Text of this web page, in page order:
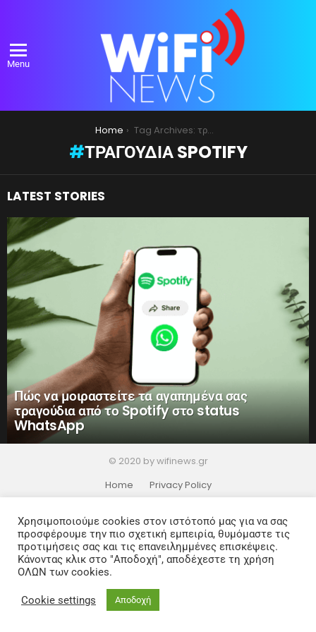
Menu
Home Tag Archives: τραγούδια Spotify
ΤΡΑΓΟΎΔΙΑ SPOTIFY
LATEST STORIES
Πώς να μοιραστείτε τα αγαπημένα σας
τραγούδια από το Spotify στο status
WhatsApp
© 2020 by wifinews.gr
Home
Privacy Policy
Χρησιμοποιούμε cookies στον ιστότοπό μας για να σας
προσφέρουμε την πιο σχετική εμπειρία, θυμόμαστε τις
προτιμήσεις σας και τις επανειλημμένες επισκέψεις.
Κάνοντας κλικ στο "Αποδοχή", αποδέχεστε τη χρήση
ΟΛΩΝ των cookies.
Cookie settings Αποδοχή